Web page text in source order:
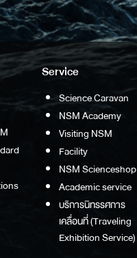
Service
Science Caravan
NSM Academy
Visiting NSM
Facility
NSM Scienceshop
Academic service
บริการนิทรรศการ
เคลื่อนที่ (Traveling
Exhibition Service)